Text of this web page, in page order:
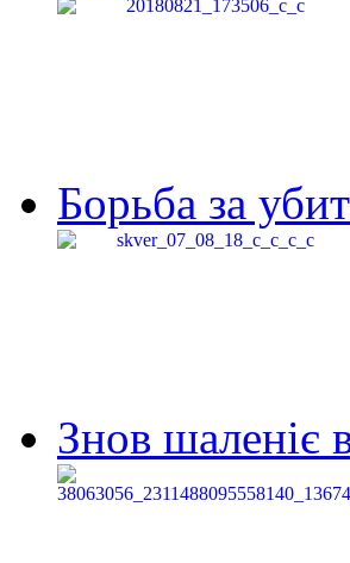
Борьба за
Знов шаленіє